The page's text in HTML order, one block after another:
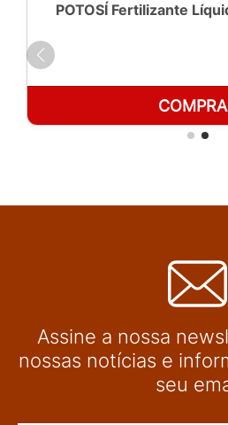
POTOSÍ Fertilizante
Assine a nossa
nossas notícias e
seu